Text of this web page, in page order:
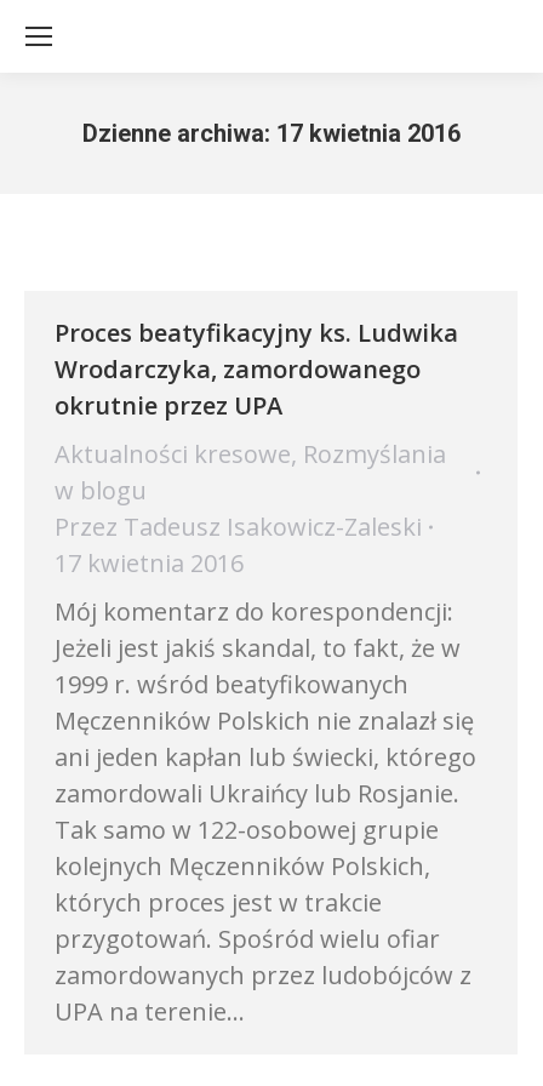
Dzienne archiwa: 17 kwietnia 2016
Proces beatyfikacyjny ks. Ludwika
Wrodarczyka, zamordowanego
okrutnie przez UPA
Aktualności kresowe, Rozmyślania
w blogu
Przez Tadeusz Isakowicz-Zaleski
17 kwietnia 2016
Mój komentarz do korespondencji:
Jeżeli jest jakiś skandal, to fakt, że w
1999 r. wśród beatyfikowanych
Męczenników Polskich nie znalazł się
ani jeden kapłan lub świecki, którego
zamordowali Ukraińcy lub Rosjanie.
Tak samo w 122-osobowej grupie
kolejnych Męczenników Polskich,
których proces jest w trakcie
przygotowań. Spośród wielu ofiar
zamordowanych przez ludobójców z
UPA na terenie…